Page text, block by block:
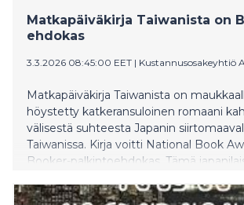
Matkapäiväkirja Taiwanista on
ehdokas
3.3.2026 08:45:00 EET | Kustannusosakeyhtiö
Matkapäiväkirja Taiwanista on
höystetty katkeransuloinen romaani
välisestä suhteesta Japanin
Taiwanissa. Kirja voitti National Book
Booker-palkintoehdokas. Tämä
16.3.